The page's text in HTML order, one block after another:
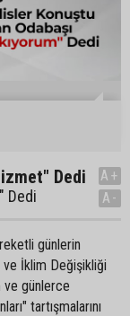
Dedi
Dedi
A+
A-
günlerin
ve İklim Değişikliği
ve günlerce
tartışmalarını